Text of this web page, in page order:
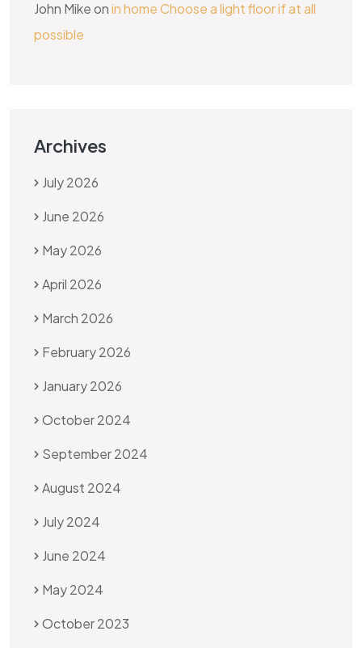
John Mikeonin home Choose a light floor if at all
possible
Archives
July 2026
June 2026
May 2026
April 2026
March 2026
February 2026
January 2026
October 2024
September 2024
August 2024
July 2024
June 2024
May 2024
October 2023